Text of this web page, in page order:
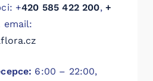
+420 585 422 200, +
email:
6:00 – 22:00,